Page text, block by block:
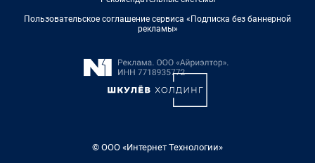
Пользовательское соглашение сервиса «Подписка без баннерной
рекламы»
© ООО «Интернет Технологии»